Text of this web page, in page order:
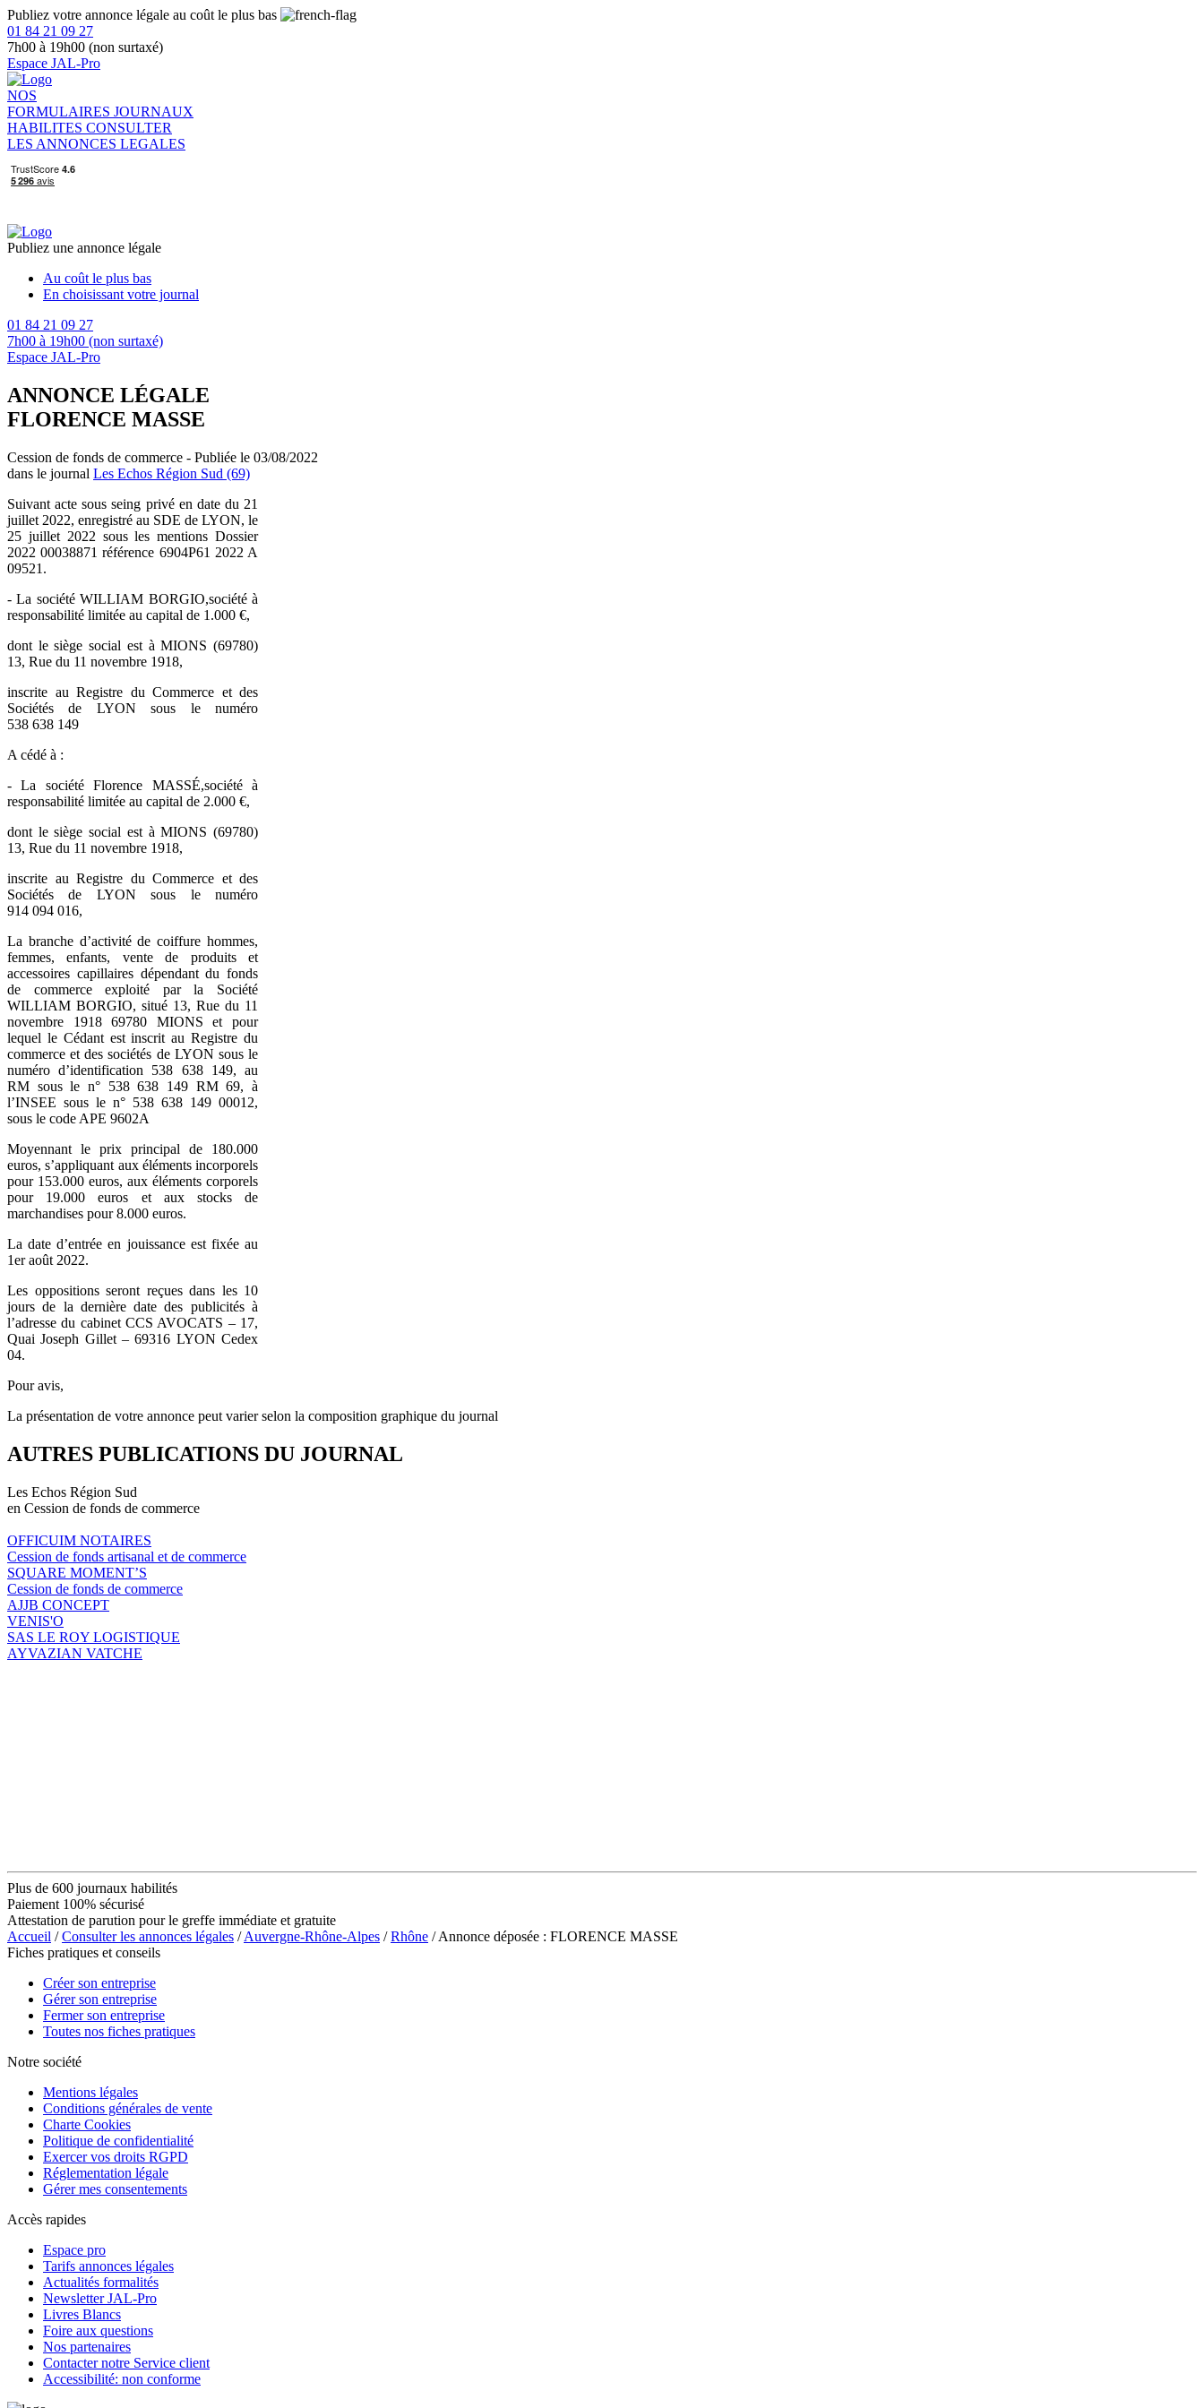
Publiez votre annonce légale au coût le plus bas
01 84 21 09 27
7h00 à 19h00 (non surtaxé)
Espace JAL-Pro
NOS
FORMULAIRES JOURNAUX
HABILITES CONSULTER
LES ANNONCES LEGALES
Publiez une annonce légale
Au coût le plus bas
En choisissant votre journal
01 84 21 09 27
7h00 à 19h00 (non surtaxé)
Espace JAL-Pro
ANNONCE LÉGALE
FLORENCE MASSE
Cession de fonds de commerce - Publiée le 03/08/2022
dans le journal Les Echos Région Sud (69)
Suivant acte sous seing privé en date du 21
juillet 2022, enregistré au SDE de LYON, le
25 juillet 2022 sous les mentions Dossier
2022 00038871 référence 6904P61 2022 A
09521.
- La société WILLIAM BORGIO,société à
responsabilité limitée au capital de 1.000 €,
dont le siège social est à MIONS (69780)
13, Rue du 11 novembre 1918,
inscrite au Registre du Commerce et des
Sociétés de LYON sous le numéro
538 638 149
A cédé à :
- La société Florence MASSÉ,société à
responsabilité limitée au capital de 2.000 €,
dont le siège social est à MIONS (69780)
13, Rue du 11 novembre 1918,
inscrite au Registre du Commerce et des
Sociétés de LYON sous le numéro
914 094 016,
La branche d’activité de coiffure hommes,
femmes, enfants, vente de produits et
accessoires capillaires dépendant du fonds
de commerce exploité par la Société
WILLIAM BORGIO, situé 13, Rue du 11
novembre 1918 69780 MIONS et pour
lequel le Cédant est inscrit au Registre du
commerce et des sociétés de LYON sous le
numéro d’identification 538 638 149, au
RM sous le n° 538 638 149 RM 69, à
l’INSEE sous le n° 538 638 149 00012,
sous le code APE 9602A
Moyennant le prix principal de 180.000
euros, s’appliquant aux éléments incorporels
pour 153.000 euros, aux éléments corporels
pour 19.000 euros et aux stocks de
marchandises pour 8.000 euros.
La date d’entrée en jouissance est fixée au
1er août 2022.
Les oppositions seront reçues dans les 10
jours de la dernière date des publicités à
l’adresse du cabinet CCS AVOCATS – 17,
Quai Joseph Gillet – 69316 LYON Cedex
04.
Pour avis,
La présentation de votre annonce peut varier selon la composition graphique du journal
AUTRES PUBLICATIONS DU JOURNAL
Les Echos Région Sud
en Cession de fonds de commerce
OFFICUIM NOTAIRES
Cession de fonds artisanal et de commerce
SQUARE MOMENT’S
Cession de fonds de commerce
AJJB CONCEPT
VENIS'O
SAS LE ROY LOGISTIQUE
AYVAZIAN VATCHE
Plus de 600 journaux habilités
Paiement 100% sécurisé
Attestation de parution pour le greffe immédiate et gratuite
Accueil /Consulter les annonces légales /Auvergne-Rhône-Alpes /Rhône / Annonce déposée : FLORENCE MASSE
Fiches pratiques et conseils
Créer son entreprise
Gérer son entreprise
Fermer son entreprise
Toutes nos fiches pratiques
Notre société
Mentions légales
Conditions générales de vente
Charte Cookies
Politique de confidentialité
Exercer vos droits RGPD
Réglementation légale
Gérer mes consentements
Accès rapides
Espace pro
Tarifs annonces légales
Actualités formalités
Newsletter JAL-Pro
Livres Blancs
Foire aux questions
Nos partenaires
Contacter notre Service client
Accessibilité: non conforme